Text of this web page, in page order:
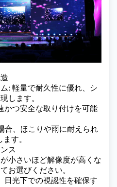
: 軽量で耐久性に優れ、シ
します。
かつ安全な取り付けを可能
合、ほこりや雨に耐えられ
す。
ス
小さいほど解像度が高くな
お選びください。
日光下での視認性を確保す